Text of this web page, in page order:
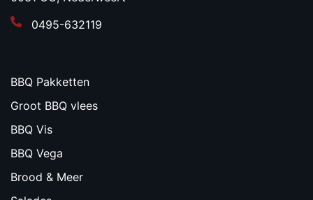
0495-632119
BBQ Pakketten
Groot BBQ vlees
BBQ Vis
BBQ Vega
Brood & Meer